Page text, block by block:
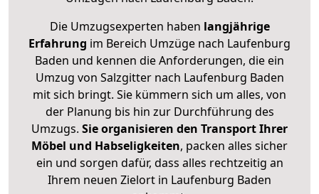
Die Umzugsexperten haben langjährige
Erfahrung im Bereich Umzüge nach Laufenburg
Baden und kennen die Anforderungen, die ein
Umzug von Salzgitter nach Laufenburg Baden
mit sich bringt. Sie kümmern sich um alles, von
der Planung bis hin zur Durchführung des
Umzugs. Sie organisieren den Transport Ihrer
Möbel und Habseligkeiten, packen alles sicher
ein und sorgen dafür, dass alles rechtzeitig an
Ihrem neuen Zielort in Laufenburg Baden